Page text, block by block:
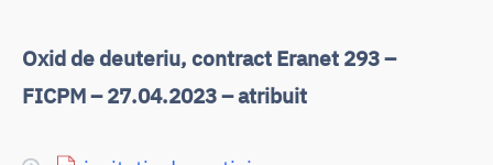
Oxid de deuteriu, contract Eranet 293 –
FICPM – 27.04.2023 – atribuit